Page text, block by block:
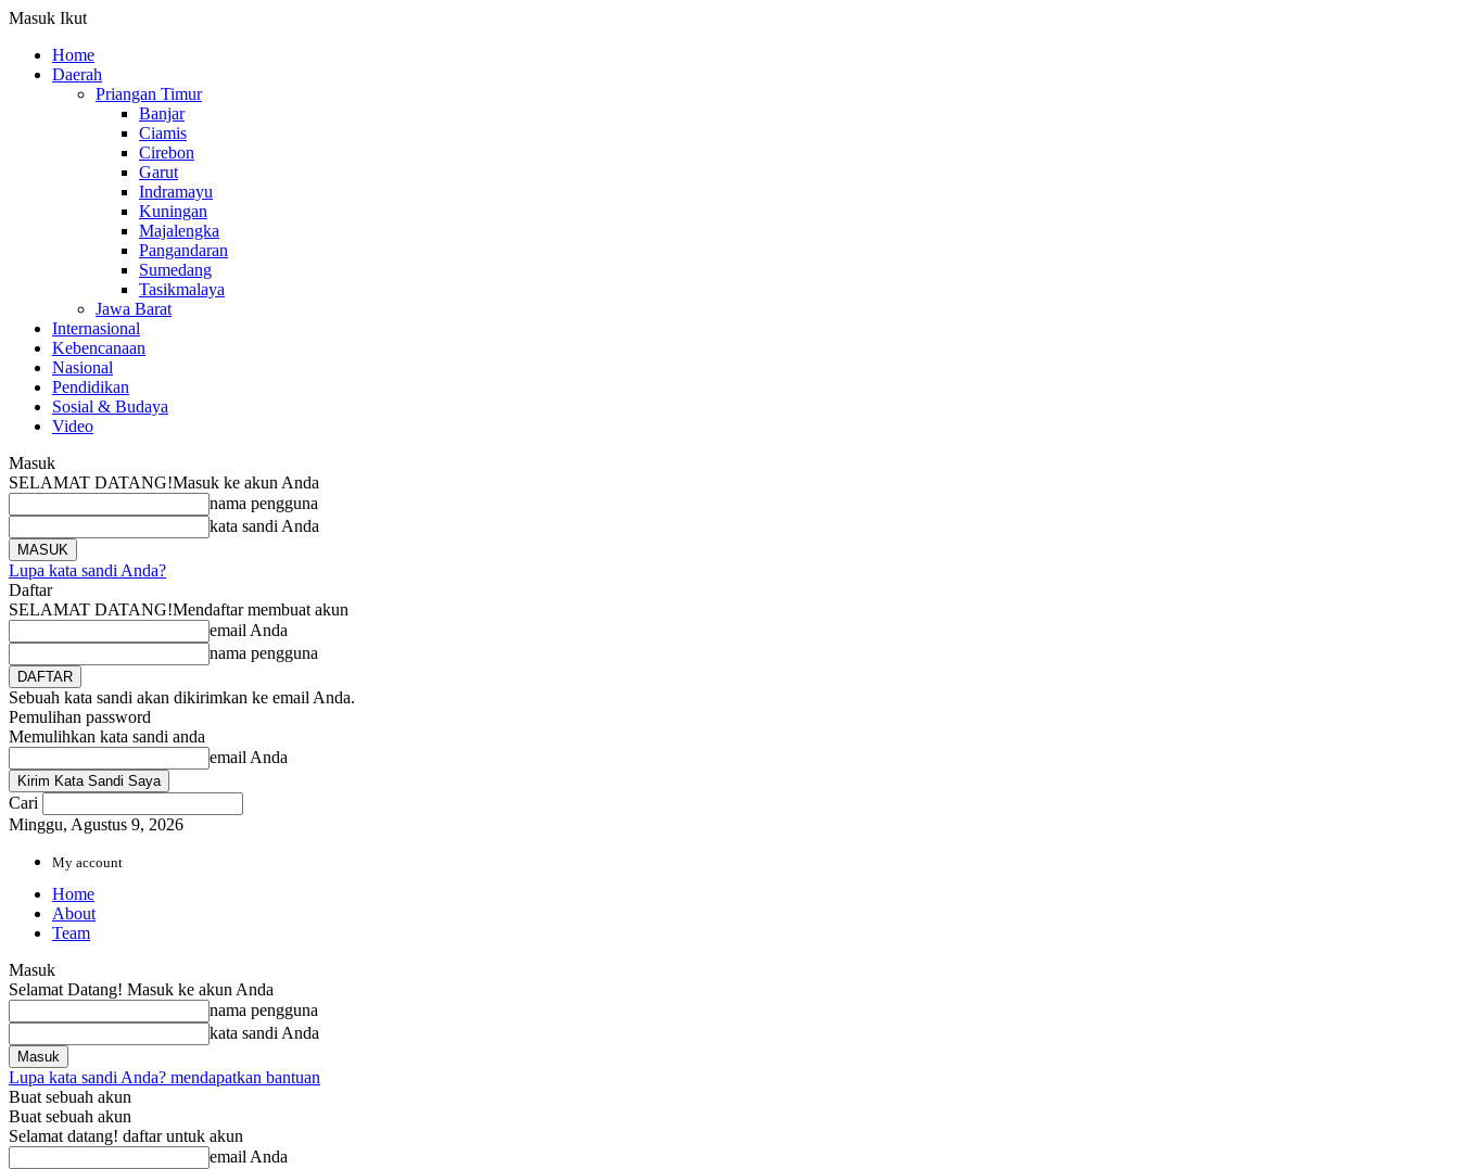
Masuk Ikut
Home
Daerah
Priangan Timur
Banjar
Ciamis
Cirebon
Garut
Indramayu
Kuningan
Majalengka
Pangandaran
Sumedang
Tasikmalaya
Jawa Barat
Internasional
Kebencanaan
Nasional
Pendidikan
Sosial & Budaya
Video
Masuk
SELAMAT DATANG!Masuk ke akun Anda
nama pengguna
kata sandi Anda
Lupa kata sandi Anda?
Daftar
SELAMAT DATANG!Mendaftar membuat akun
email Anda
nama pengguna
Sebuah kata sandi akan dikirimkan ke email Anda.
Pemulihan password
Memulihkan kata sandi anda
email Anda
Cari
Minggu, Agustus 9, 2026
My account
Home
About
Team
Masuk
Selamat Datang! Masuk ke akun Anda
nama pengguna
kata sandi Anda
Lupa kata sandi Anda? mendapatkan bantuan
Buat sebuah akun
Buat sebuah akun
Selamat datang! daftar untuk akun
email Anda